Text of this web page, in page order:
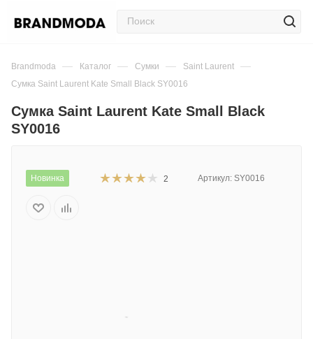
Brandmoda — Каталог — Сумки — Saint Laurent —
Сумка Saint Laurent Kate Small Black SY0016
Сумка Saint Laurent Kate Small Black
SY0016
Новинка 2 Артикул: SY0016